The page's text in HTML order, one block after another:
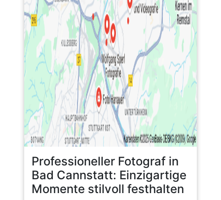
Professioneller Fotograf in
Bad Cannstatt: Einzigartige
Momente stilvoll festhalten